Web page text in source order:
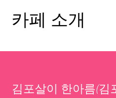
기본 콘텐츠로
카페 소개
김포살이 한아름(김